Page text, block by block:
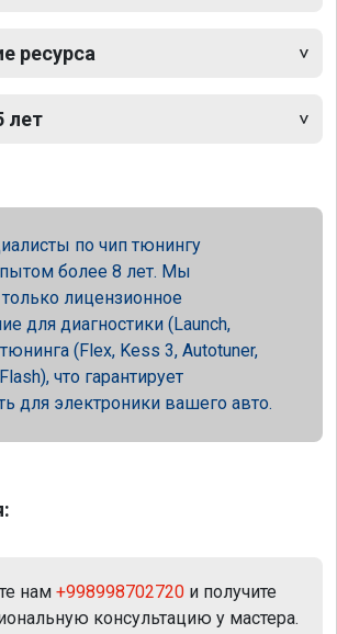
ресурса
лет
по чип тюнингу
более 8 лет. Мы
лицензионное
для диагностики (Launch,
(Flex, Kess 3, Autotuner,
что гарантирует
для электроники вашего авто.
нам +998998702720 и получите
консультацию у мастера.